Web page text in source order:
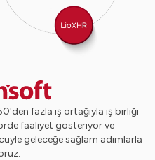
fazla iş ortağıyla iş birliği
faaliyet gösteriyor ve
geleceğe sağlam adımlarla